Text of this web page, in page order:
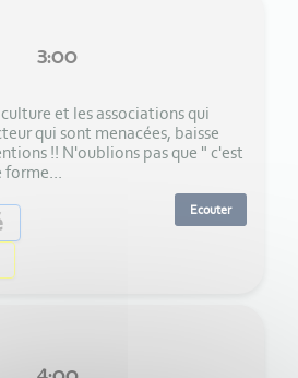
3:00
et les associations qui
qui sont menacées, baisse
!! N'oublions pas que " c'est
forme...
Ecouter